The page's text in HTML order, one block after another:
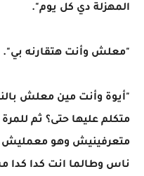
المهزلة دي كل يوم".
"معلش وأنت هتقارنه بي".
"أيوة وأنت مين معلش
متكلم عليها حتى؟ ثم
متعرفينيش وهو معمليش
ناس وطالما انت كدا كدا